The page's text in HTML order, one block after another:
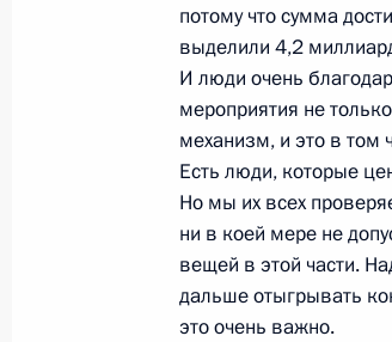
31 июля 2017 года,
Приветствие
игр 2017 года
31 июля 2017 года, 19:30
Встреча с главой
потому что сумма
выделили 4,2
И люди очень
мероприятия не
механизм, и это в том
Есть люди, которые
Но мы их всех
ни в коей мере не
вещей в этой части.
дальше отыгрывать
это очень важно.